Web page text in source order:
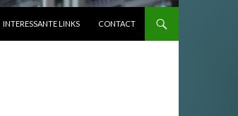
INTERESSANTE LINKS CONTACT